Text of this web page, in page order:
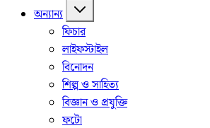
অন্যান্য
ফিচার
লাইফস্টাইল
বিনোদন
শিল্প ও সাহিত্য
বিজ্ঞান ও প্রযুক্তি
ফটো